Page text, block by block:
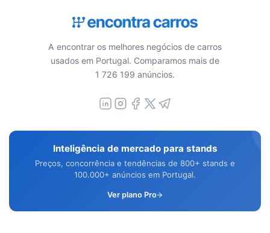
A encontrar os melhores negócios de carros
usados em Portugal. Comparamos mais de
1 726 199 anúncios.
Inteligência de mercado para stands
Preços, concorrência e tendências de 800+ stands e
100.000+ anúncios em Portugal.
Ver plano Pro